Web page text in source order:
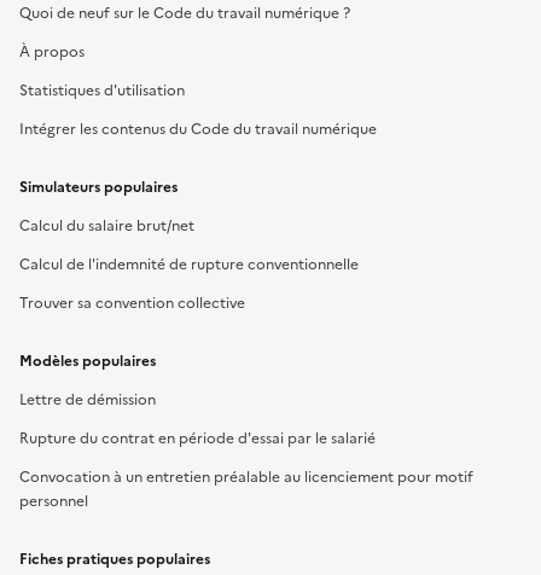
Quoi de neuf sur le Code du travail numérique ?
À propos
Statistiques d'utilisation
Intégrer les contenus du Code du travail numérique
Simulateurs populaires
Calcul du salaire brut/net
Calcul de l'indemnité de rupture conventionnelle
Trouver sa convention collective
Modèles populaires
Lettre de démission
Rupture du contrat en période d'essai par le salarié
Convocation à un entretien préalable au licenciement pour motif
personnel
Fiches pratiques populaires